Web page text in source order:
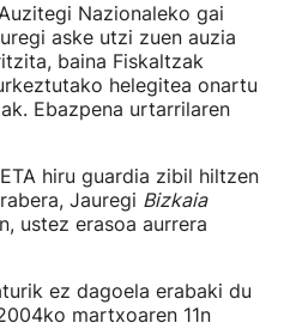
Nazionaleko gai
aske utzi zuen auzia
baina Fiskaltzak
helegitea onartu
Ebazpena urtarrilaren
ETA hiru guardia zibil hiltzen
Jauregi Bizkaia
ustez erasoa aurrera
ez dagoela erabaki du
martxoaren 11n